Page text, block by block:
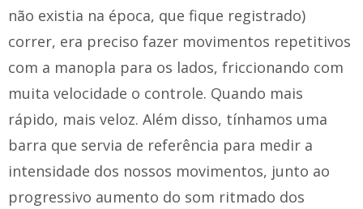
não existia na época, que fique registrado)
correr, era preciso fazer movimentos repetitivos
com a manopla para os lados, friccionando com
muita velocidade o controle. Quando mais
rápido, mais veloz. Além disso, tínhamos uma
barra que servia de referência para medir a
intensidade dos nossos movimentos, junto ao
progressivo aumento do som ritmado dos